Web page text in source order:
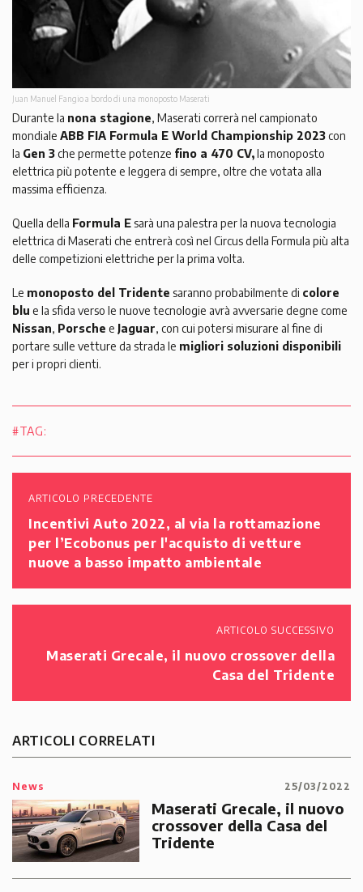
Juan Manuel Fangio a bordo di una monoposto Maserati
Durante la nona stagione, Maserati correrà nel campionato
mondiale ABB FIA Formula E World Championship 2023con
la Gen 3che permette potenze fino a 470 CV,la monoposto
elettrica più potente e leggera di sempre, oltre che votata alla
massima efficienza.
Quella della Formula Esarà una palestra per la nuova tecnologia
elettrica di Maserati che entrerà così nel Circus della Formula più alta
delle competizioni elettriche per la prima volta.
Le monoposto del Tridente saranno probabilmente di colore
blu e la sfida verso le nuove tecnologie avrà avversarie degne come
Nissan, Porsche e Jaguar, con cui potersi misurare al fine di
portare sulle vetture da strada le migliori soluzioni disponibili
per i propri clienti.
#TAG:
ARTICOLO PRECEDENTE
Incentivi Auto 2022, al via la rottamazione
per l’Ecobonus per l'acquisto di vetture
nuove a basso impatto ambientale
ARTICOLO SUCCESSIVO
Maserati Grecale, il nuovo crossover della
Casa del Tridente
ARTICOLI CORRELATI
News 25/03/2022
Maserati Grecale, il nuovo
crossover della Casa del
Tridente